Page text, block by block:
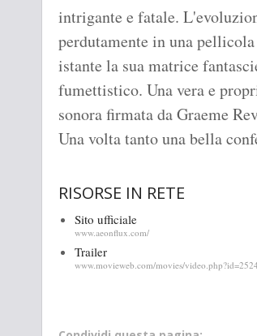
intrigante e fatale.
perdutamente in una
istante la sua matrice
fumettistico. Una vera e
sonora firmata da Graeme
Una volta tanto una bella
RISORSE IN RETE
Sito ufficiale
www.aeonflux.com/
Trailer
www.movieweb.com/movies/